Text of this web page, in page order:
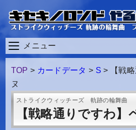
TOP > カードデータ > S >
【戦
ヌ
ストライクウィッチーズ 軌跡の輪舞曲
【戦略通りですわ】
メニュー